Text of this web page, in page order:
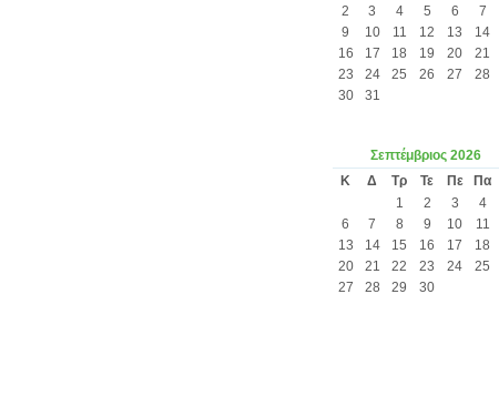
2
3 4 5 6 7
9
10 11 12 13 14
16
17 18 19 20 21
23
24 25 26 27 28
30
31
Σεπτέμβριος 2026
Κ
Δ Τρ Τε Πε Πα
1
2 3 4
6
7 8 9 10 11
13
14 15 16 17 18
20
21 22 23 24 25
27
28 29 30